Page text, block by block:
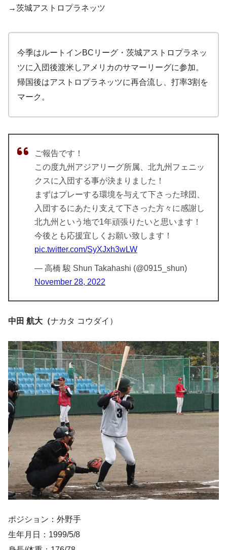
→茨城アストロプラネッツ
今季はルートインBCリーグ・茨城アストロプラネッ
ツに入団後渡米しアメリカのサマーリーグに参加。
帰国後はアストロプラネッツに再合流し、打率3割を
マーク。
ご報告です！
この度九州アジアリーグ所属、北九州フェニッ
クスに入団する事が決まりました！
まずはプレーする環境を与えて下さった球団、
入団するにあたり支えて下さった方々に感謝し
北九州という地で1年頑張りたいと思います！
今後とも応援宜しくお願い致します！
pic.twitter.com/SyXJxh3wLW
— 高橋 駿 Shun Takahashi (@0915_shun)
November 28, 2022
中田 航大（ナカタ コウダイ）
ポジション：外野手
生年月日：1999/5/8